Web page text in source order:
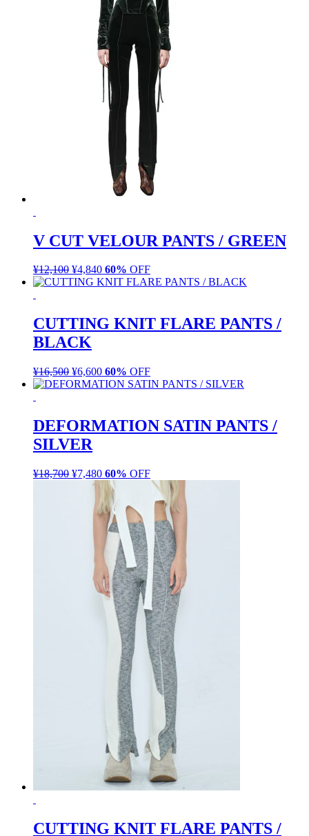
V CUT VELOUR PANTS / GREEN
¥12,100 元
の
は
¥12,100
で
し
た。
¥4,840現
在
格
で
す。
60% OFF
CUTTING KNIT FLARE PANTS /
BLACK
¥16,500 元
の
は
¥16,500
で
し
た。
¥6,600現
在
格
で
す。
60% OFF
DEFORMATION SATIN PANTS /
SILVER
¥18,700 元
¥18,700
¥7,480現
在
の
価
格
は
¥7,480
で
す。
60% OFF
CUTTING KNIT FLARE PANTS /